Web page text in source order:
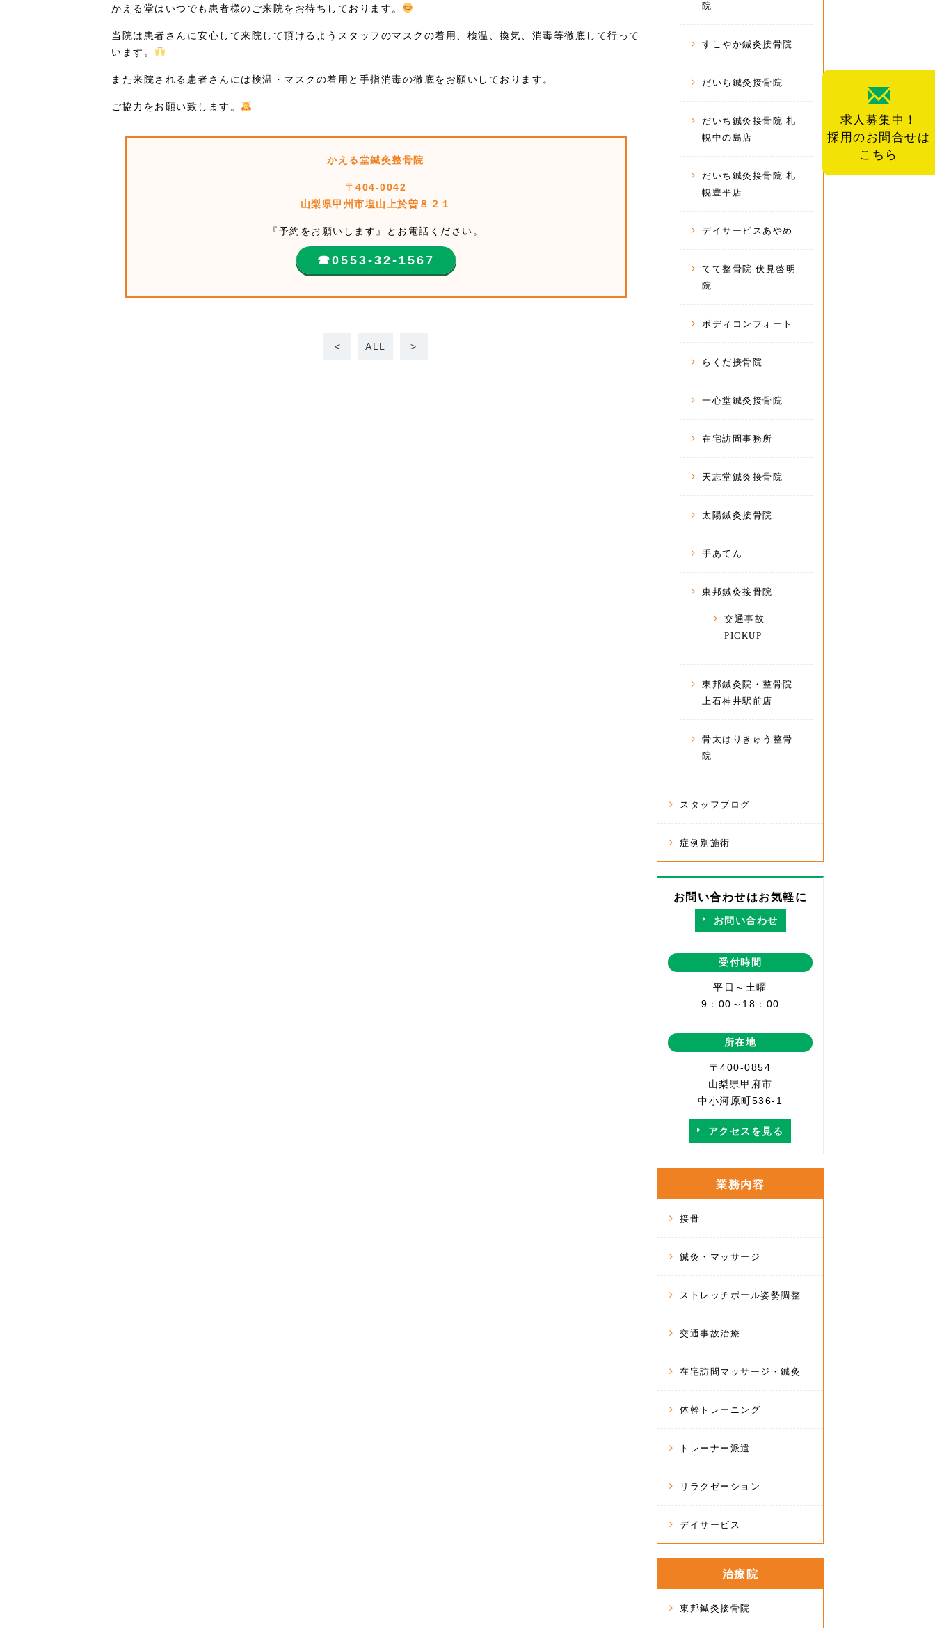
求人募集中！
採用のお問合せは
こちら
かえる堂はいつでも患者様のご来院をお待ちしております。
当院は患者さんに安心して来院して頂けるようスタッフのマスクの着用、検温、換気、消毒等徹底して行って
います。
また来院される患者さんには検温・マスクの着用と手指消毒の徹底をお願いしております。
ご協力をお願い致します。
かえる堂鍼灸整骨院
〒404-0042
山梨県甲州市塩山上於曽８２１
『予約をお願いします』とお電話ください。
☎︎0553-32-1567
< ALL >
院
すこやか鍼灸接骨院
だいち鍼灸接骨院
だいち鍼灸接骨院 札
幌中の島店
だいち鍼灸接骨院 札
幌豊平店
デイサービスあやめ
てて整骨院 伏見啓明
院
ボディコンフォート
らくだ接骨院
一心堂鍼灸接骨院
在宅訪問事務所
天志堂鍼灸接骨院
太陽鍼灸接骨院
手あてん
東邦鍼灸接骨院
交通事故
PICKUP
東邦鍼灸院・整骨院
上石神井駅前店
骨太はりきゅう整骨
院
スタッフブログ
症例別施術
お問い合わせはお気軽に
お問い合わせ
受付時間
平日～土曜
9：00～18：00
所在地
〒400-0854
山梨県甲府市
中小河原町536-1
アクセスを見る
業務内容
接骨
鍼灸・マッサージ
ストレッチポール姿勢調整
交通事故治療
在宅訪問マッサージ・鍼灸
体幹トレーニング
トレーナー派遣
リラクゼーション
デイサービス
治療院
東邦鍼灸接骨院